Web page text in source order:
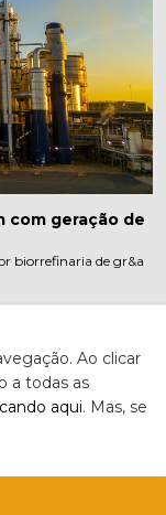
com geração de
biorrefinaria de gr&a
Ao clicar
a todas as
aqui. Mas, se